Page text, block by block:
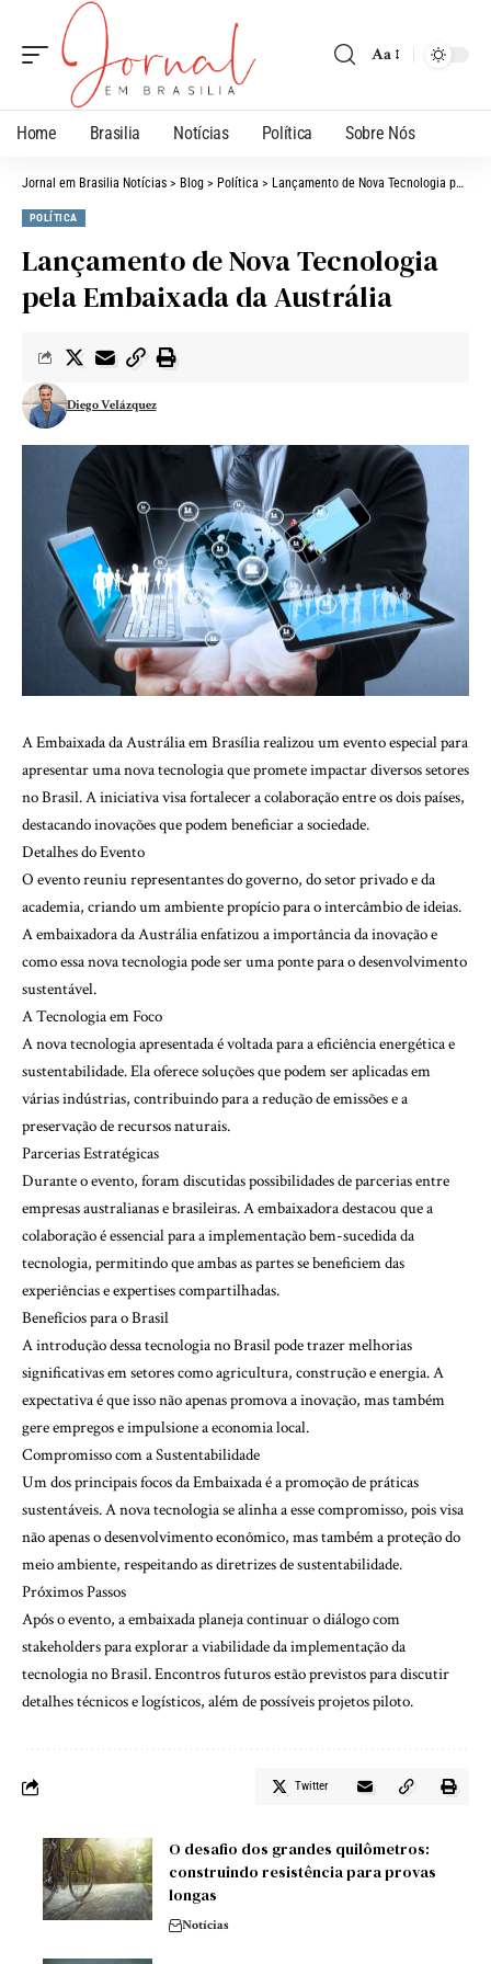
Aa
Home Brasilia Notícias Política Sobre Nós
Jornal em Brasilia Notícias > Blog > Política > Lançamento de Nova Tecnologia pela Embaixada da Austrália
POLÍTICA
Lançamento de Nova Tecnologia
pela Embaixada da Austrália
Diego Velázquez
A Embaixada da Austrália em Brasília realizou um evento especial para
apresentar uma nova tecnologia que promete impactar diversos setores
no Brasil. A iniciativa visa fortalecer a colaboração entre os dois países,
destacando inovações que podem beneficiar a sociedade.
Detalhes do Evento
O evento reuniu representantes do governo, do setor privado e da
academia, criando um ambiente propício para o intercâmbio de ideias.
A embaixadora da Austrália enfatizou a importância da inovação e
como essa nova tecnologia pode ser uma ponte para o desenvolvimento
sustentável.
A Tecnologia em Foco
A nova tecnologia apresentada é voltada para a eficiência energética e
sustentabilidade. Ela oferece soluções que podem ser aplicadas em
várias indústrias, contribuindo para a redução de emissões e a
preservação de recursos naturais.
Parcerias Estratégicas
Durante o evento, foram discutidas possibilidades de parcerias entre
empresas australianas e brasileiras. A embaixadora destacou que a
colaboração é essencial para a implementação bem-sucedida da
tecnologia, permitindo que ambas as partes se beneficiem das
experiências e expertises compartilhadas.
Benefícios para o Brasil
A introdução dessa tecnologia no Brasil pode trazer melhorias
significativas em setores como agricultura, construção e energia. A
expectativa é que isso não apenas promova a inovação, mas também
gere empregos e impulsione a economia local.
Compromisso com a Sustentabilidade
Um dos principais focos da Embaixada é a promoção de práticas
sustentáveis. A nova tecnologia se alinha a esse compromisso, pois visa
não apenas o desenvolvimento econômico, mas também a proteção do
meio ambiente, respeitando as diretrizes de sustentabilidade.
Próximos Passos
Após o evento, a embaixada planeja continuar o diálogo com
stakeholders para explorar a viabilidade da implementação da
tecnologia no Brasil. Encontros futuros estão previstos para discutir
detalhes técnicos e logísticos, além de possíveis projetos piloto.
Twitter
O desafio dos grandes quilômetros:
construindo resistência para provas
longas
Notícias